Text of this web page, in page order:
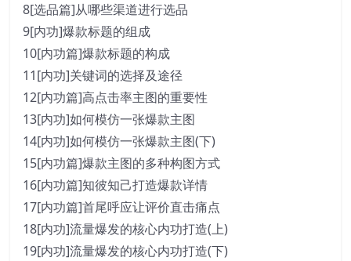
8[选品篇]从哪些渠道进行选品
9[内功]爆款标题的组成
10[内功篇]爆款标题的构成
11[内功]关键词的选择及途径
12[内功篇]高点击率主图的重要性
13[内功]如何模仿一张爆款主图
14[内功]如何模仿一张爆款主图(下)
15[内功篇]爆款主图的多种构图方式
16[内功篇]知彼知己打造爆款详情
17[内功篇]首尾呼应让评价直击痛点
18[内功]流量爆发的核心内功打造(上)
19[内功]流量爆发的核心内功打造(下)